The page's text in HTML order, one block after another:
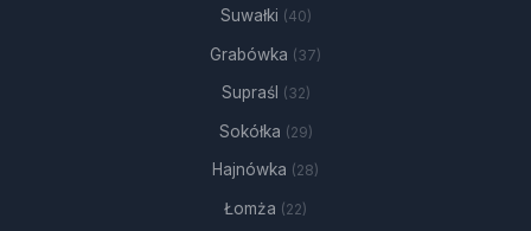
Suwałki (40)
Grabówka (37)
Supraśl (32)
Sokółka (29)
Hajnówka (28)
Łomża (22)